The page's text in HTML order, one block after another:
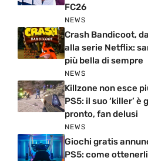
FC26
NEWS
Crash Bandicoot,
alla serie Netflix:
più bella di sempre
NEWS
Killzone non esce
PS5: il suo ‘killer’ è
pronto, fan delusi
NEWS
Giochi gratis
PS5: come